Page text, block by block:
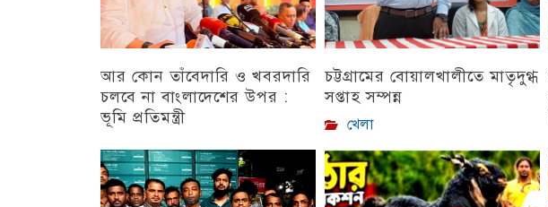
আর কোন তাঁবেদারি ও খবরদারি
চলবে না বাংলাদেশের উপর :
ভূমি প্রতিমন্ত্রী
চট্টগ্রামের বোয়ালখালীতে মাতৃদুগ্ধ
সপ্তাহ সম্পন্ন
খেলা